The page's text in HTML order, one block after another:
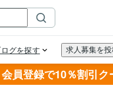
会員登録で10％割引ク